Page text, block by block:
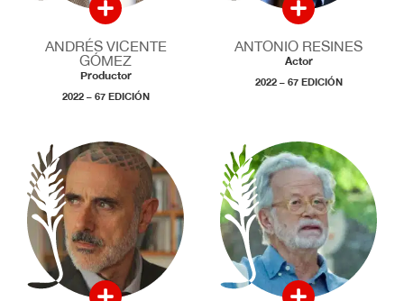
ANDRÉS VICENTE
GÓMEZ
Productor
2022 – 67 EDICIÓN
ANTONIO RESINES
Actor
2022 – 67 EDICIÓN